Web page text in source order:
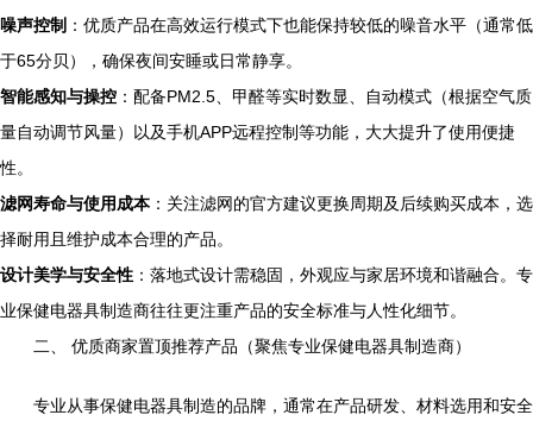
噪声控制 ：优质产品在高效运行模式下也能保持较低的噪音水平（通常低
于65分贝），确保夜间安睡或日常静享。
智能感知与操控 ：配备PM2.5、甲醛等实时数显、自动模式（根据空气质
量自动调节风量）以及手机APP远程控制等功能，大大提升了使用便捷
性。
滤网寿命与使用成本：关注滤网的官方建议更换周期及后续购买成本，选
择耐用且维护成本合理的产品。
设计美学与安全性 ：落地式设计需稳固，外观应与家居环境和谐融合。专
业保健电器具制造商往往更注重产品的安全标准与人性化细节。
二、 优质商家置顶推荐产品（聚焦专业保健电器具制造商）
专业从事保健电器具制造的品牌，通常在产品研发、材料选用和安全